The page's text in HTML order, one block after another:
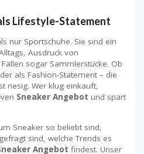
Lifestyle-Statement
nur Sportschuhe. Sie sind ein
Ausdruck von
sogar Sammlerstücke. Ob
als Fashion-Statement – die
riesig. Wer klug einkauft,
Sneaker Angebot und spart
Sneaker so beliebt sind,
sind, welche Trends es
Angebot findest. Unser